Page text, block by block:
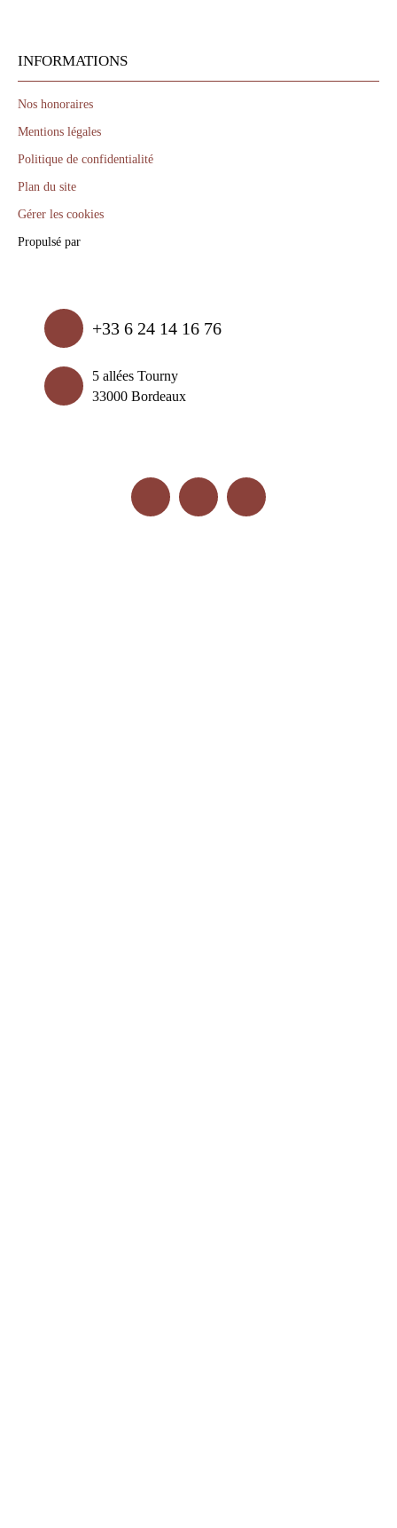
INFORMATIONS
Nos honoraires
Mentions légales
Politique de confidentialité
Plan du site
Gérer les cookies
Propulsé par
+33 6 24 14 16 76
5 allées Tourny
33000 Bordeaux